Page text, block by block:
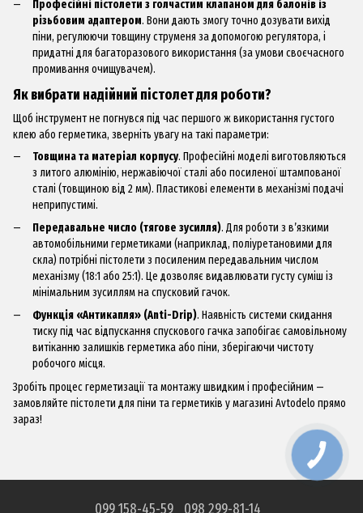
Професійні пістолети з голчастим клапаном для балонів із
різьбовим адаптером. Вони дають змогу точно дозувати вихід
піни, регулюючи товщину струменя за допомогою регулятора, і
придатні для багаторазового використання (за умови своєчасного
промивання очищувачем).
Як вибрати надійний пістолет для роботи?
Щоб інструмент не погнувся під час першого ж використання густого
клею або герметика, зверніть увагу на такі параметри:
Товщина та матеріал корпусу. Професійні моделі виготовляються
з литого алюмінію, нержавіючої сталі або посиленої штампованої
сталі (товщиною від 2 мм). Пластикові елементи в механізмі подачі
неприпустимі.
Передавальне число (тягове зусилля). Для роботи з в’язкими
автомобільними герметиками (наприклад, поліуретановими для
скла) потрібні пістолети з посиленим передавальним числом
механізму (18:1 або 25:1). Це дозволяє видавлювати густу суміш із
мінімальним зусиллям на спусковий гачок.
Функція «Антикапля» (Anti-Drip). Наявність системи скидання
тиску під час відпускання спускового гачка запобігає самовільному
витіканню залишків герметика або піни, зберігаючи чистоту
робочого місця.
Зробіть процес герметизації та монтажу швидким і професійним —
замовляйте пістолети для піни та герметиків у магазині Avtodelo прямо
зараз!
099 158-45-59 098 299-81-14